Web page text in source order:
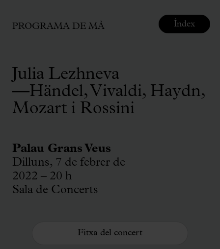
PROGRAMA DE MÀ
Julia Lezhneva
—Händel, Vivaldi, Haydn,
Mozart i Rossini
Palau Grans Veus
Dilluns, 7 de febrer de
2022 – 20 h
Sala de Concerts
Fitxa del concert
Índex